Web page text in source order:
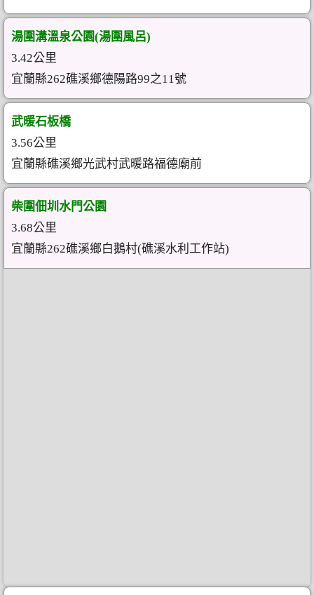
湯圍溝溫泉公園(湯圍風呂)
3.42公里
宜蘭縣262礁溪鄉德陽路99之11號
武暖石板橋
3.56公里
宜蘭縣礁溪鄉光武村武暖路福德廟前
柴圍佃圳水門公園
3.68公里
宜蘭縣262礁溪鄉白鵝村(礁溪水利工作站)